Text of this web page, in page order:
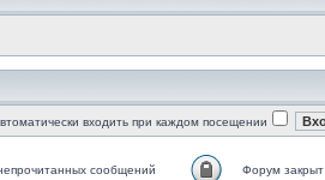
входить при каждом посещении
сообщений Форум закрыт